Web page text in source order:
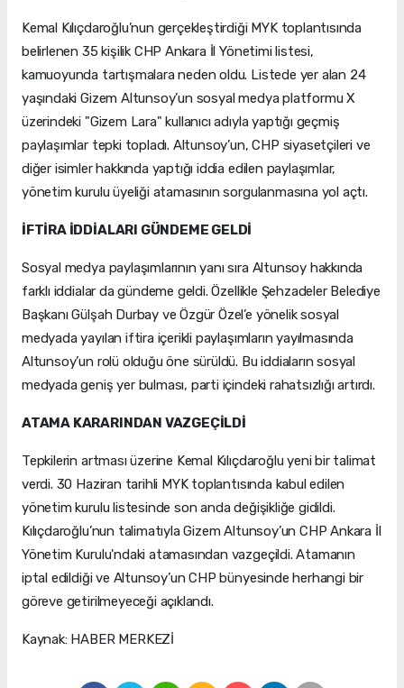
Kemal Kılıçdaroğlu’nun gerçekleştirdiği MYK toplantısında
belirlenen 35 kişilik CHP Ankara İl Yönetimi listesi,
kamuoyunda tartışmalara neden oldu. Listede yer alan 24
yaşındaki Gizem Altunsoy’un sosyal medya platformu X
üzerindeki "Gizem Lara" kullanıcı adıyla yaptığı geçmiş
paylaşımlar tepki topladı. Altunsoy’un, CHP siyasetçileri ve
diğer isimler hakkında yaptığı iddia edilen paylaşımlar,
yönetim kurulu üyeliği atamasının sorgulanmasına yol açtı.
İFTİRA İDDİALARI GÜNDEME GELDİ
Sosyal medya paylaşımlarının yanı sıra Altunsoy hakkında
farklı iddialar da gündeme geldi. Özellikle Şehzadeler Belediye
Başkanı Gülşah Durbay ve Özgür Özel’e yönelik sosyal
medyada yayılan iftira içerikli paylaşımların yayılmasında
Altunsoy’un rolü olduğu öne sürüldü. Bu iddiaların sosyal
medyada geniş yer bulması, parti içindeki rahatsızlığı artırdı.
ATAMA KARARINDAN VAZGEÇİLDİ
Tepkilerin artması üzerine Kemal Kılıçdaroğlu yeni bir talimat
verdi. 30 Haziran tarihli MYK toplantısında kabul edilen
yönetim kurulu listesinde son anda değişikliğe gidildi.
Kılıçdaroğlu’nun talimatıyla Gizem Altunsoy’un CHP Ankara İl
Yönetim Kurulu'ndaki atamasından vazgeçildi. Atamanın
iptal edildiği ve Altunsoy’un CHP bünyesinde herhangi bir
göreve getirilmeyeceği açıklandı.
Kaynak: HABER MERKEZİ